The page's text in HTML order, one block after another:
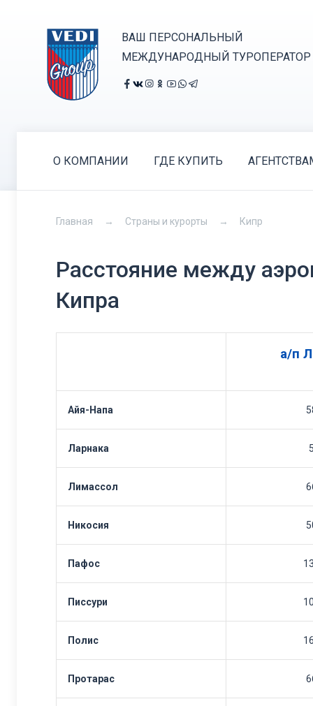
ВАШ ПЕРСОНАЛЬНЫЙ
МЕЖДУНАРОДНЫЙ ТУРОПЕРАТОР
О КОМПАНИИ ГДЕ КУПИТЬ
Главная Страны и курорты Кипр
Расстояние между
Кипра
а/п
Айя-Напа
Ларнака
Лимассол
Никосия
Пафос
Писсури
Полис
Протарас